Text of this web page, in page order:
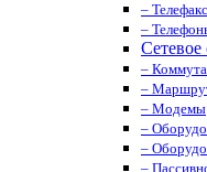
–
–
Сетевое
–
–
– Модемы
–
–
–